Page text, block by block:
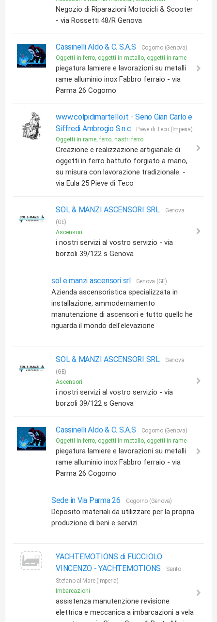
Negozio di Riparazioni Motocicli & Scooter
- via Rossetti 48/R Genova
Cassinelli Aldo & C. S.A.S
Cogorno (Genova)
Oggetti in ferro, oggetti in metallo, oggetti in rame
piegatura lamiere e lavorazioni su metalli
rame alluminio inox Fabbro ferraio - via
Parma 26 Cogorno
www.colpidimartello.it - Seno Gian Carlo e
Siffredi Ambrogio S.n.c
Pieve di Teco (Imperia)
Oggetti in rame, ferro, nastri ferro
Creazione e realizzazione artigianale di
oggetti in ferro battuto forgiato a mano,
su misura con lavorazione tradizionale. -
via Eula 25 Pieve di Teco
SOL & MANZI ASCENSORI SRL
Genova
(GE)
Ascensori
i nostri servizi al vostro servizio - via
borzoli 39/122 s Genova
sol e manzi ascensori srl Genova (GE)
Azienda ascensoristica specializzata in
installazione, ammodernamento
manutenzione di ascensori e tutto quellc he
riguarda il mondo dell'elevazione
SOL & MANZI ASCENSORI SRL
Genova
(GE)
Ascensori
i nostri servizi al vostro servizio - via
borzoli 39/122 s Genova
Cassinelli Aldo & C. S.A.S
Cogorno (Genova)
Oggetti in ferro, oggetti in metallo, oggetti in rame
piegatura lamiere e lavorazioni su metalli
rame alluminio inox Fabbro ferraio - via
Parma 26 Cogorno
Sede in Via Parma 26 Cogorno (Genova)
Deposito materiali da utilizzare per la propria
produzione di beni e servizi
YACHTEMOTIONS di FUCCIOLO
VINCENZO -YACHTEMOTIONS
Santo
Stefano al Mare (Imperia)
Imbarcazioni
assistenza manutenzione revisione
elettrica e meccanica a imbarcazioni a vela